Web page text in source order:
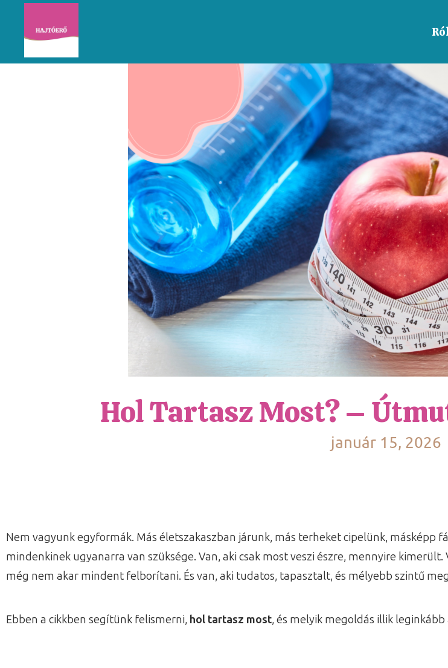
Hol Tartasz Most? –
január 15, 2026
Nem vagyunk egyformák. Más életszakaszban járunk, más terheket cipelünk, másképp
mindenkinek ugyanarra van szüksége. Van, aki csak most veszi észre, mennyire
még nem akar mindent felborítani. És van, aki tudatos, tapasztalt, és mélyebb szintű
Ebben a cikkben segítünk felismerni, hol tartasz most, és melyik megoldás illik